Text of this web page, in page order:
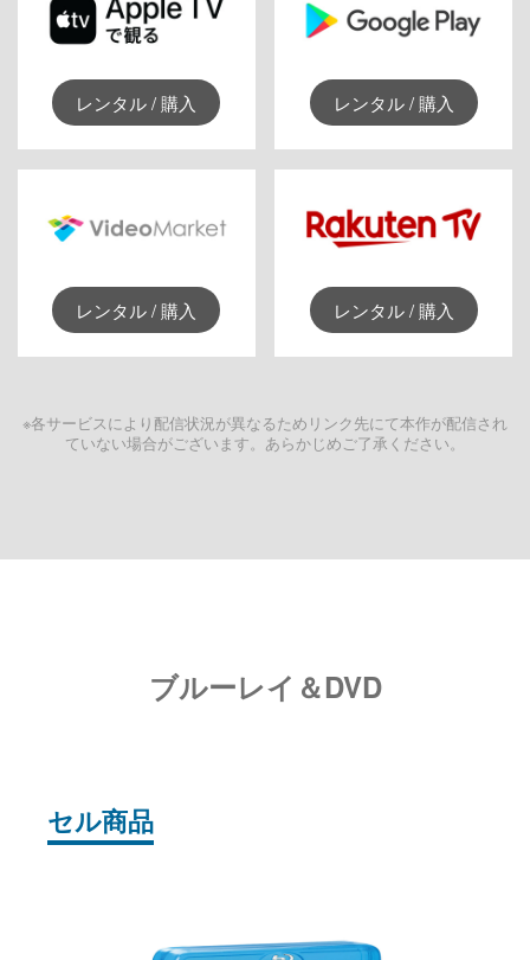
レンタル / 購入 レンタル / 購入
レンタル / 購入 レンタル / 購入
※各サービスにより配信状況が異なるためリンク先にて本作が配信され
ていない場合がございます。あらかじめご了承ください。
ブルーレイ＆DVD
セル商品